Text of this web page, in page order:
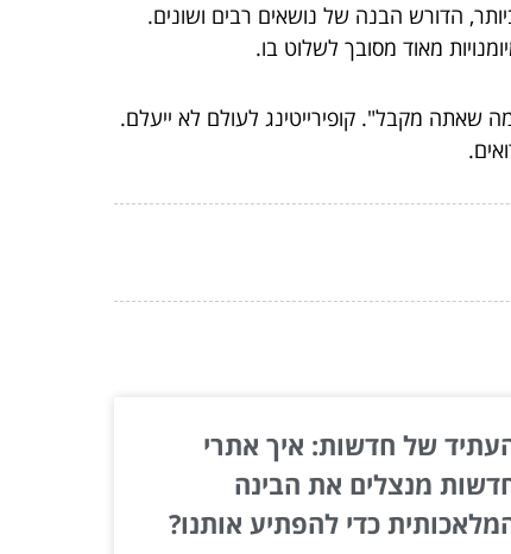
הדורש הבנה של נושאים רבים ושונים.
מאוד מסובך לשלוט בו.
שאתה מקבל". קופירייטינג לעולם לא ייעלם.
של חדשות: איך אתרי
מנצלים את הבינה
כדי להפתיע אותנו?